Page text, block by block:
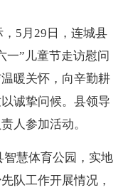
5月29日，连城县
一”儿童节走访慰问
暖关怀，向辛勤耕
诚挚问候。县领导
人参加活动。
慧体育公园，实地
队工作开展情况，